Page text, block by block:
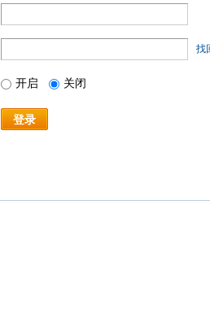
找
开启 关闭
登录